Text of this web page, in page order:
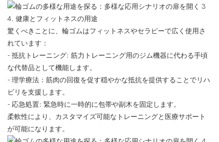
4. 健康とフィットネスの用途
驚くべきことに、輪ゴムはフィットネスやセラピーで広く使用さ
れています：
- 抵抗トレーニング: 筋力トレーニング用のジム機器に代わる手頃
な代替品として機能します。
- 理学療法：筋肉の回復を促す穏やかな抵抗を提供することでリハ
ビリを支援します。
- 応急処置: 緊急時に一時的に包帯や副木を固定します。
柔軟性により、カスタマイズ可能なトレーニングと医療サポート
が可能になります。